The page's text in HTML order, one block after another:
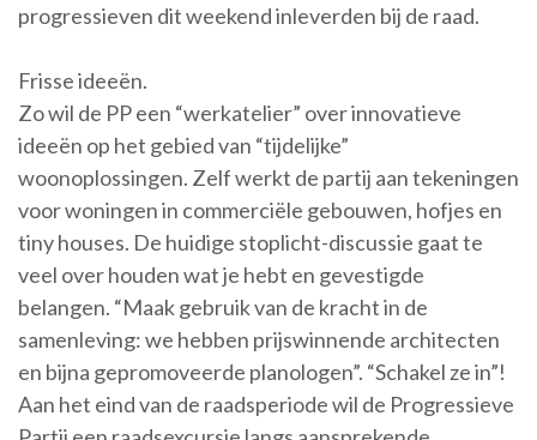
progressieven dit weekend inleverden bij de raad.
Frisse ideeën.
Zo wil de PP een “werkatelier” over innovatieve
ideeën op het gebied van “tijdelijke”
woonoplossingen. Zelf werkt de partij aan tekeningen
voor woningen in commerciële gebouwen, hofjes en
tiny houses. De huidige stoplicht-discussie gaat te
veel over houden wat je hebt en gevestigde
belangen. “Maak gebruik van de kracht in de
samenleving: we hebben prijswinnende architecten
en bijna gepromoveerde planologen”. “Schakel ze in”!
Aan het eind van de raadsperiode wil de Progressieve